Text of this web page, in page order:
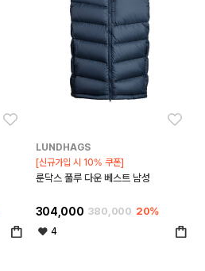
LUNDHAGS
[신규가입 시 10% 쿠폰]
룬닥스 풀루 다운 베스트 남성
304,000 380,000 20%
4